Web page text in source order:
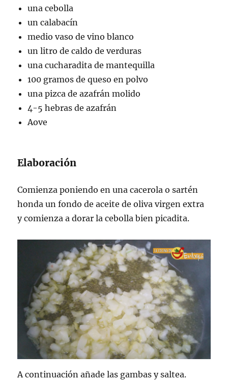
una cebolla
un calabacín
medio vaso de vino blanco
un litro de caldo de verduras
una cucharadita de mantequilla
100 gramos de queso en polvo
una pizca de azafrán molido
4-5 hebras de azafrán
Aove
Elaboración
Comienza poniendo en una cacerola o sartén
honda un fondo de aceite de oliva virgen extra
y comienza a dorar la cebolla bien picadita.
A continuación añade las gambas y saltea.